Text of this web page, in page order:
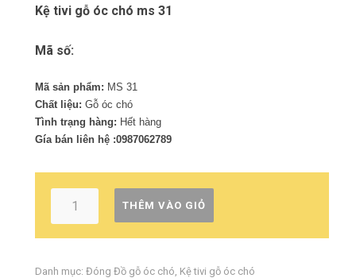
Kệ tivi gỗ óc chó ms 31
Mã số:
Mã sản phẩm: MS 31
Chất liệu: Gỗ óc chó
Tình trạng hàng: Hết hàng
Gía bán liên hệ :0987062789
THÊM VÀO GIỎ
Danh mục: Đóng Đồ gỗ óc chó, Kệ tivi gỗ óc chó